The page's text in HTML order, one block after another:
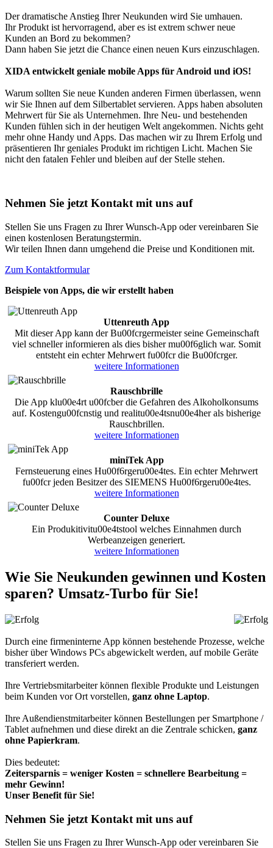
Der dramatische Anstieg Ihrer Neukunden wird Sie umhauen.
Ihr Produkt ist hervorragend, aber es ist extrem schwer neue
Kunden an Bord zu bekommen?
Dann haben Sie jetzt die Chance einen neuen Kurs einzuschlagen.
XIDA entwickelt geniale mobile Apps für Android und iOS!
Warum sollten Sie neue Kunden anderen Firmen überlassen, wenn
wir Sie Ihnen auf dem Silbertablet servieren. Apps haben absoluten
Mehrwert für Sie als Unternehmen. Ihre Neu- und bestehenden
Kunden fühlen sich in der heutigen Welt angekommen. Nichts geht
mehr ohne Handy und Apps. Das machen wir zu Ihrem Erfolg und
präsentieren Ihr geniales Produkt im richtigen Licht. Machen Sie
nicht den fatalen Fehler und bleiben auf der Stelle stehen.
Nehmen Sie jetzt Kontakt mit uns auf
Stellen Sie uns Fragen zu Ihrer Wunsch-App oder vereinbaren Sie
einen kostenlosen Beratungstermin.
Wir teilen Ihnen dann umgehend die Preise und Konditionen mit.
Zum Kontaktformular
Beispiele von Apps, die wir erstellt haben
Uttenreuth App
Mit dieser App kann der Bu00fcrgermeister seine Gemeinschaft
viel schneller informieren als dies bisher mu00f6glich war. Somit
entsteht ein echter Mehrwert fu00fcr die Bu00fcrger.
weitere Informationen
Rauschbrille
Die App klu00e4rt u00fcber die Gefahren des Alkoholkonsums
auf. Kostengu00fcnstig und realitu00e4tsnu00e4her als bisherige
Rauschbrillen.
weitere Informationen
miniTek App
Fernsteuerung eines Hu00f6rgeru00e4tes. Ein echter Mehrwert
fu00fcr jeden Besitzer des SIEMENS Hu00f6rgeru00e4tes.
weitere Informationen
Counter Deluxe
Ein Produkitivitu00e4tstool welches Einnahmen durch
Werbeanzeigen generiert.
weitere Informationen
Wie Sie Neukunden gewinnen und Kosten
sparen? Umsatz-Turbo für Sie!
Durch eine firmeninterne App können bestehende Prozesse, welche
bisher über Windows PCs abgewickelt werden, auf mobile Geräte
transferiert werden.
Ihre Vertriebsmitarbeiter können flexible Produkte und Leistungen
beim Kunden vor Ort vorstellen, ganz ohne Laptop.
Ihre Außendienstmitarbeiter können Bestellungen per Smartphone /
Tablet aufnehmen und diese direkt an die Zentrale schicken, ganz
ohne Papierkram.
Dies bedeutet:
Zeitersparnis = weniger Kosten = schnellere Bearbeitung =
mehr Gewinn!
Unser Benefit für Sie!
Nehmen Sie jetzt Kontakt mit uns auf
Stellen Sie uns Fragen zu Ihrer Wunsch-App oder vereinbaren Sie